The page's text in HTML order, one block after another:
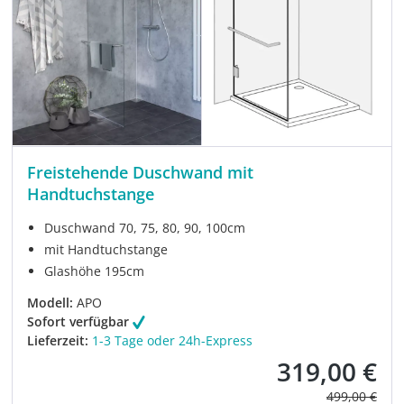
Freistehende Duschwand mit
Handtuchstange
Duschwand 70, 75, 80, 90, 100cm
mit Handtuchstange
Glashöhe 195cm
Modell: APO
Sofort verfügbar
Lieferzeit: 1-3 Tage oder 24h-Express
Verkaufspreis:
319,00 €
Regulärer
499,00 €